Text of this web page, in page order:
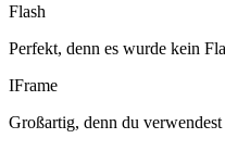
Flash
Perfekt, denn es wurde kein
IFrame
Großartig, denn du